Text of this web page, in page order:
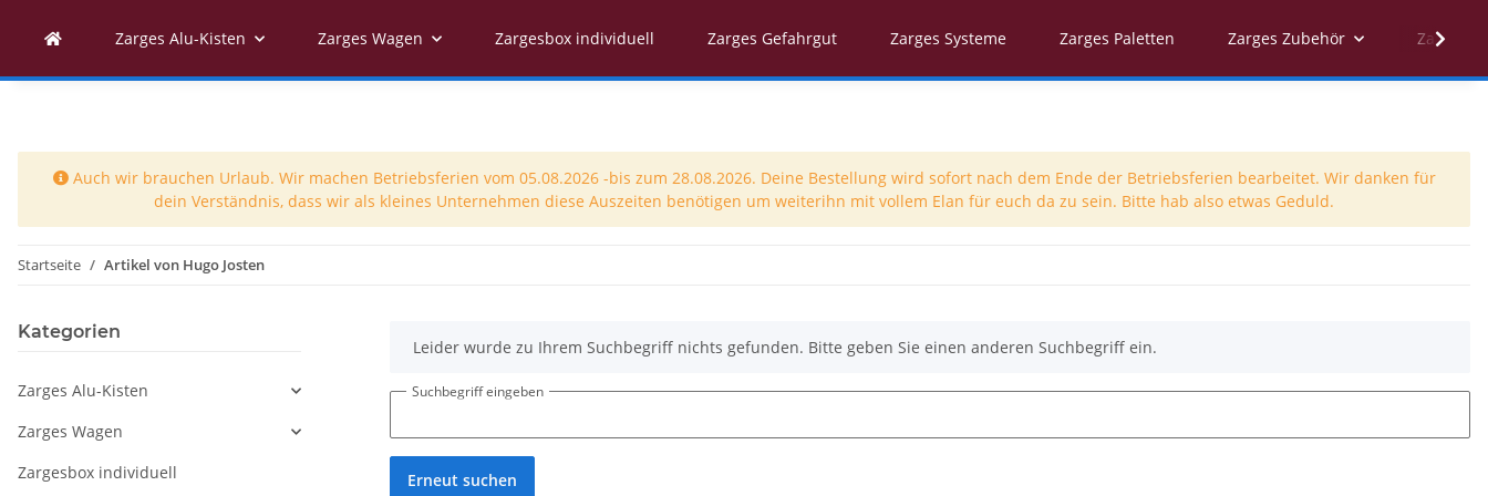
Zarges Alu-Kisten Zarges Wagen Zargesbox individuell Zarges Gefahrgut Zarges Systeme Zarges Paletten Zarges Zubehör Zarges
Auch wir brauchen Urlaub. Wir machen Betriebsferien vom 05.08.2026 -bis zum 28.08.2026. Deine Bestellung wird sofort nach dem Ende der Betriebsferien bearbeitet. Wir danken für
dein Verständnis, dass wir als kleines Unternehmen diese Auszeiten benötigen um weiterihn mit vollem Elan für euch da zu sein. Bitte hab also etwas Geduld.
Startseite Artikel von Hugo Josten
xLeider wurde zu Ihrem Suchbegriff nichts gefunden. Bitte geben Sie einen anderen Suchbegriff ein.
Suchbegriff eingeben
Erneut suchen
Kategorien
Zarges Alu-Kisten
Zarges Wagen
Zargesbox individuell